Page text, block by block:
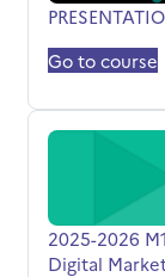
Titolo del
Go to course
2025-2026
Titolo del
2025-2026
Digital